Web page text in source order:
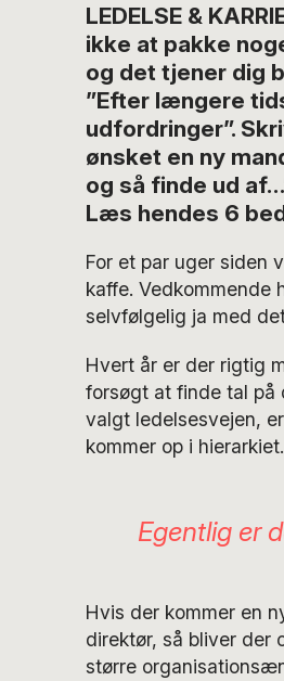
LEDELSE &
ikke at pakke
og det tjener dig
”Efter længere
udfordringer”.
ønsket en ny
og så finde ud
Læs hendes 6
For et par uger siden
kaffe. Vedkommende
selvfølgelig ja med
Hvert år er der rigtig
forsøgt at finde tal på
valgt ledelsesvejen,
kommer op i hierarkiet.
Egentlig er
Hvis der kommer en
direktør, så bliver der
større